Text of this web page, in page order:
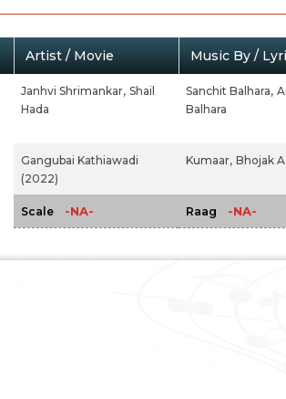
Artist / Movie Music By /
Janhvi Shrimankar, Shail
Hada
Sanchit Balhara,
Balhara
Gangubai Kathiawadi
(2022)
Kumaar, Bhojak
Scale -NA- Raag -NA-